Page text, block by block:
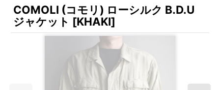
COMOLI (コモリ) ローシルク B.D.U
ジャケット [KHAKI]